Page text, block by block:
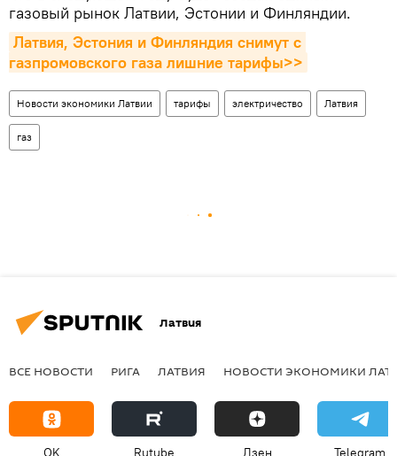
газовый рынок Латвии, Эстонии и Финляндии.
Латвия, Эстония и Финляндия снимут с
газпромовского газа лишние тарифы>>
Новости экономики Латвии тарифы электричество Латвия
газ
Латвия
ВСЕ НОВОСТИ РИГА ЛАТВИЯ НОВОСТИ ЭКОНОМИКИ
OK Rutube Дзен Telegram